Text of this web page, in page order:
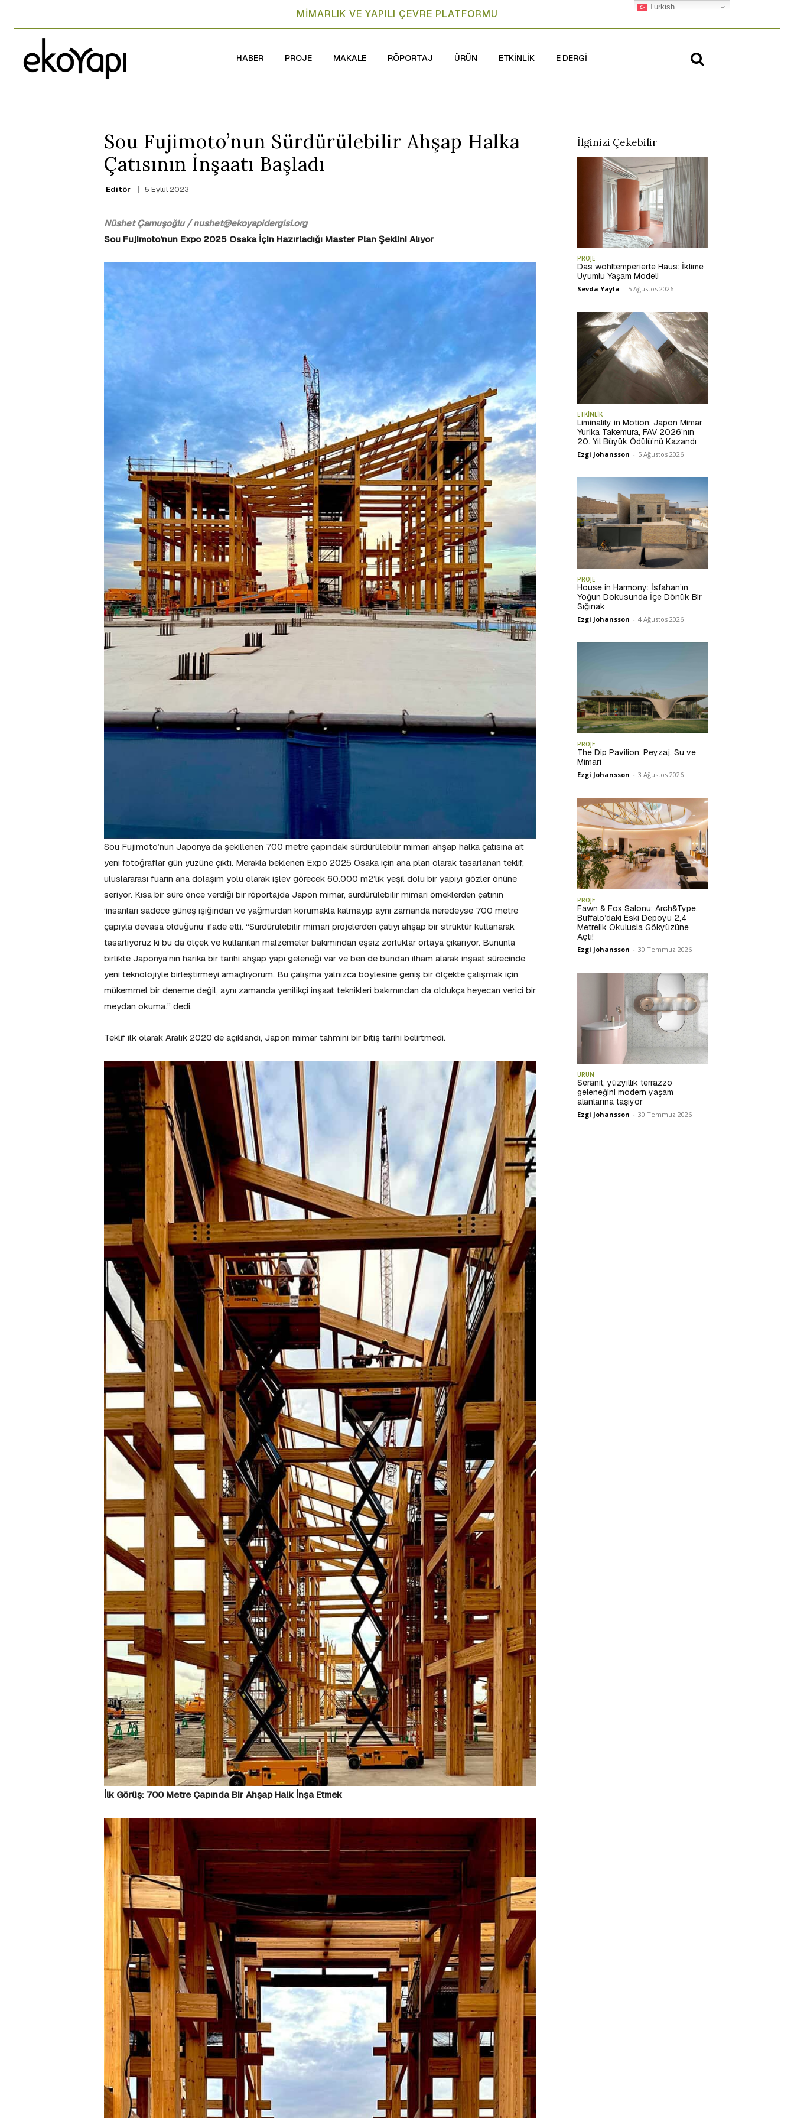
MİMARLIK VE YAPILI ÇEVRE PLATFORMU
HABER PROJE MAKALE RÖPORTAJ ÜRÜN ETKİNLİK E DERGİ
Sou Fujimoto’nun Sürdürülebilir Ahşap Halka
Çatısının İnşaatı Başladı
Editör 5 Eylül 2023
Nüshet Çamuşoğlu / nushet@ekoyapidergisi.org
Sou Fujimoto’nun Expo 2025 Osaka İçin Hazırladığı Master Plan Şeklini Alıyor
Sou Fujimoto’nun Japonya’da şekillenen 700 metre çapındaki sürdürülebilir mimari ahşap halka çatısına ait
yeni fotoğraflar gün yüzüne çıktı. Merakla beklenen Expo 2025 Osaka için ana plan olarak tasarlanan teklif,
uluslararası fuarın ana dolaşım yolu olarak işlev görecek 60.000 m2’lik yeşil dolu bir yapıyı gözler önüne
seriyor. Kısa bir süre önce verdiği bir röportajda Japon mimar, sürdürülebilir mimari örneklerden çatının
‘insanları sadece güneş ışığından ve yağmurdan korumakla kalmayıp aynı zamanda neredeyse 700 metre
çapıyla devasa olduğunu’ ifade etti. “Sürdürülebilir mimari projelerden çatıyı ahşap bir strüktür kullanarak
tasarlıyoruz ki bu da ölçek ve kullanılan malzemeler bakımından eşsiz zorluklar ortaya çıkarıyor. Bununla
birlikte Japonya’nın harika bir tarihi ahşap yapı geleneği var ve ben de bundan ilham alarak inşaat sürecinde
yeni teknolojiyle birleştirmeyi amaçlıyorum. Bu çalışma yalnızca böylesine geniş bir ölçekte çalışmak için
mükemmel bir deneme değil, aynı zamanda yenilikçi inşaat teknikleri bakımından da oldukça heyecan verici bir
meydan okuma.” dedi.
Teklif ilk olarak Aralık 2020’de açıklandı, Japon mimar tahmini bir bitiş tarihi belirtmedi.
İlk Görüş: 700 Metre Çapında Bir Ahşap Halk İnşa Etmek
İlginizi Çekebilir
PROJE
Das wohltemperierte Haus: İklime
Uyumlu Yaşam Modeli
Sevda Yayla - 5 Ağustos 2026
ETKİNLİK
Liminality in Motion: Japon Mimar
Yurika Takemura, FAV 2026’nın
20. Yıl Büyük Ödülü’nü Kazandı
Ezgi Johansson - 5 Ağustos 2026
PROJE
House in Harmony: İsfahan’ın
Yoğun Dokusunda İçe Dönük Bir
Sığınak
Ezgi Johansson - 4 Ağustos 2026
PROJE
The Dip Pavilion: Peyzaj, Su ve
Mimari
Ezgi Johansson - 3 Ağustos 2026
PROJE
Fawn & Fox Salonu: Arch&Type,
Buffalo’daki Eski Depoyu 2,4
Metrelik Okulusla Gökyüzüne
Açtı!
Ezgi Johansson - 30 Temmuz 2026
ÜRÜN
Seranit, yüzyıllık terrazzo
geleneğini modern yaşam
alanlarına taşıyor
Ezgi Johansson - 30 Temmuz 2026
Turkish